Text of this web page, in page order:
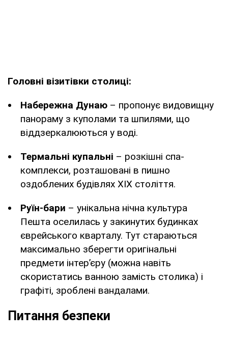
Головні візитівки столиці:
Набережна Дунаю – пропонує видовищну
панораму з куполами та шпилями, що
віддзеркалюються у воді.
Термальні купальні – розкішні спа-
комплекси, розташовані в пишно
оздоблених будівлях XIX століття.
Руїн-бари – унікальна нічна культура
Пешта оселилась у закинутих будинках
єврейського кварталу. Тут стараються
максимально зберегти оригінальні
предмети інтер’єру (можна навіть
скористатись ванною замість столика) і
графіті, зроблені вандалами.
Питання безпеки